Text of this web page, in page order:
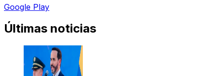
Google Play
Últimas noticias